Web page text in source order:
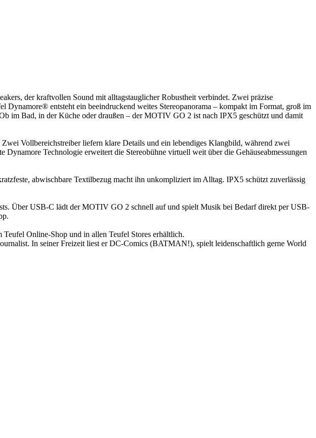
der kraftvollen Sound mit alltagstauglicher Robustheit verbindet. Zwei präzise
entsteht ein beeindruckend weites Stereopanorama – kompakt im Format, groß im
im Bad, in der Küche oder draußen – der MOTIV GO 2 ist nach IPX5 geschützt und damit
Vollbereichstreiber liefern klare Details und ein lebendiges Klangbild, während zwei
Technologie erweitert die Stereobühne virtuell weit über die Gehäuseabmessungen
abwischbare Textilbezug macht ihn unkompliziert im Alltag. IPX5 schützt zuverlässig
Über USB-C lädt der MOTIV GO 2 schnell auf und spielt Musik bei Bedarf direkt per USB-
Teufel Online-Shop und in allen Teufel Stores erhältlich.
In seiner Freizeit liest er DC-Comics (BATMAN!), spielt leidenschaftlich gerne World